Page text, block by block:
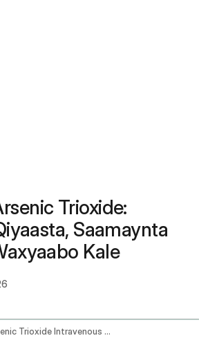
Trioxide:
Saamaynta
Kale
Arsenic Trioxide Intravenous Route